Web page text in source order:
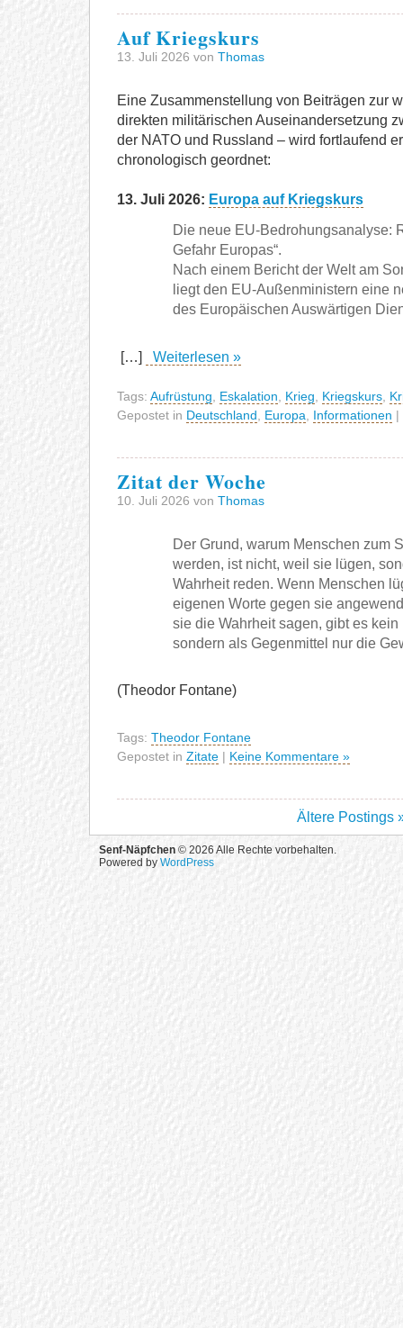
Auf Kriegskurs
13. Juli 2026 von Thomas
Eine Zusammenstellung von Beiträgen zur
direkten militärischen Auseinandersetzung
der NATO und Russland – wird fortlaufend
chronologisch geordnet:
13. Juli 2026: Europa auf Kriegskurs
Die neue EU-Bedrohungsanalyse:
Gefahr Europas“.
Nach einem Bericht der Welt am
liegt den EU-Außenministern eine
des Europäischen Auswärtigen
[…] Weiterlesen »
Tags: Aufrüstung Eskalation Krieg Kriegskurs
Gepostet in Deutschland Europa Informationen |
Zitat der Woche
10. Juli 2026 von Thomas
Der Grund, warum Menschen zum
werden, ist nicht, weil sie lügen,
Wahrheit reden. Wenn Menschen
eigenen Worte gegen sie
sie die Wahrheit sagen, gibt es
sondern als Gegenmittel nur die
(Theodor Fontane)
Tags: Theodor Fontane
Gepostet in Zitate | Keine Kommentare »
Ältere Postings
Senf-Näpfchen © 2026 Alle Rechte vorbehalten.
Powered by WordPress